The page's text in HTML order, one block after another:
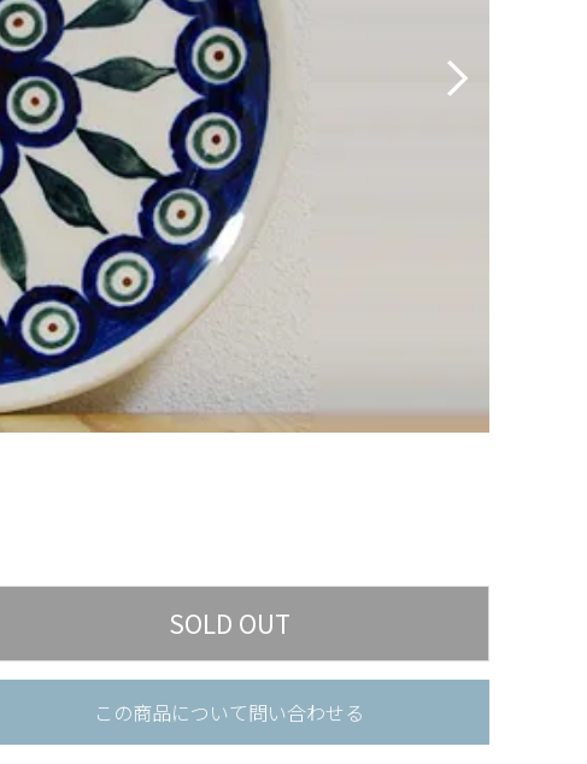
この商品について問い合わせる